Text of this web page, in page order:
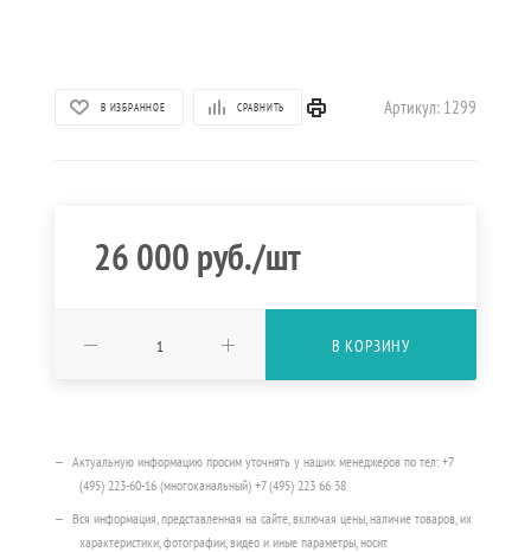
В ИЗБРАННОЕ СРАВНИТЬ Артикул: 1299
26 000руб./шт
В КОРЗИНУ
Актуальную информацию просим уточнять у наших менеджеров по тел: +7
(495) 223-60-16 (многоканальный) +7 (495) 223 66 38
Вся информация, представленная на сайте, включая цены, наличие товаров, их
характеристики, фотографии, видео и иные параметры, носит